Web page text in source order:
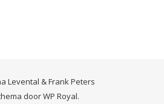
Levental & Frank Peters
doorWP Royal.